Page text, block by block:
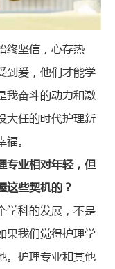
终坚信，心存热
到爱，他们才能学
我奋斗的动力和激
大任的时代护理新
。
专业相对年轻，但
这些契机的？
学科的发展，不是
果我们觉得护理学
。护理专业和其他